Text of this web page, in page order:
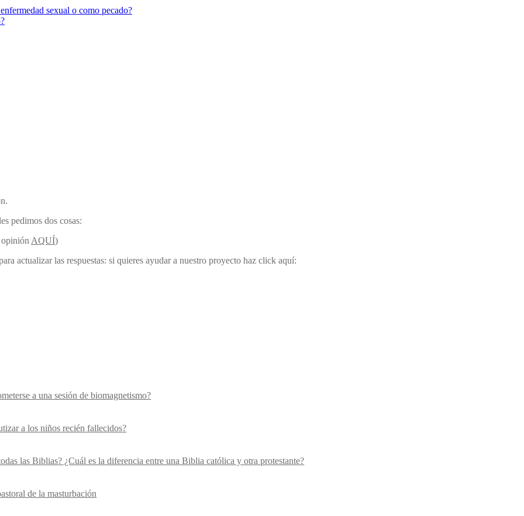
sexual o como pecado?
pedimos dos cosas:
opinión AQUÍ)
actualizar las respuestas: si quieres ayudar a nuestro proyecto haz click aquí:
a una sesión de biomagnetismo?
a los niños recién fallecidos?
las Biblias? ¿Cuál es la diferencia entre una Biblia católica y otra protestante?
de la masturbación